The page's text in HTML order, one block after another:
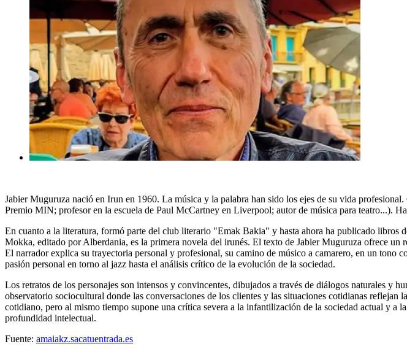
Jabier Muguruza nació en Irun en 1960. La música y la palabra han sido los ejes de su vida
Premio MIN; profesor en la escuela de Paul McCartney en Liverpool; autor de música para teatro...).
En cuanto a la literatura, formó parte del club literario "Emak Bakia" y hasta ahora ha publicado
Mokka, editado por Alberdania, es la primera novela del irunés. El texto de Jabier Muguruza ofrece
El narrador explica su trayectoria personal y profesional, su camino de músico a camarero, en un
pasión personal en torno al jazz hasta el análisis crítico de la evolución de la sociedad.
Los retratos de los personajes son intensos y convincentes, dibujados a través de diálogos naturales
observatorio sociocultural donde las conversaciones de los clientes y las situaciones cotidianas
cotidiano, pero al mismo tiempo supone una crítica severa a la infantilización de la sociedad actual y
profundidad intelectual.
Fuente: amaiakz.sacatuentrada.es